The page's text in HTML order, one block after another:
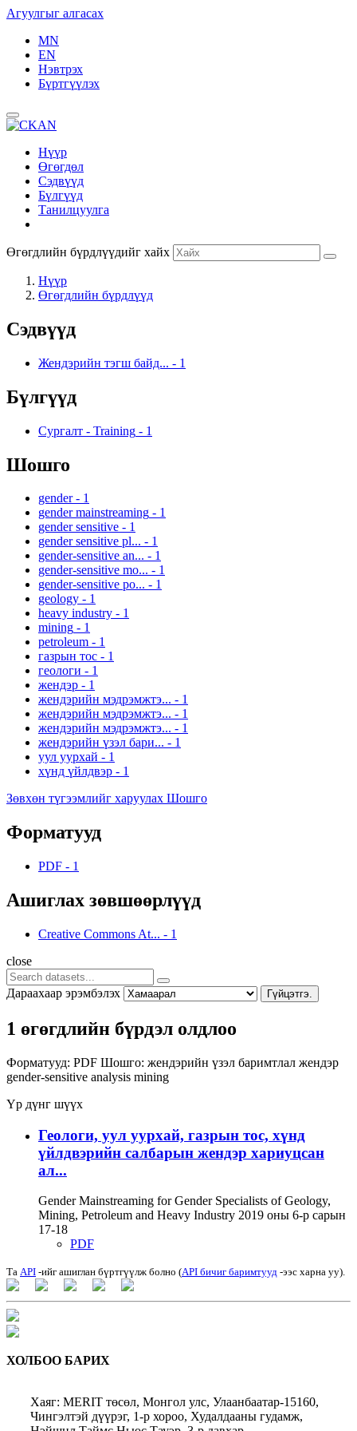
Агуулгыг алгасах
MN
EN
Нэвтрэх
Бүртгүүлэх
Нүүр
Өгөгдөл
Сэдвүүд
Бүлгүүд
Танилцуулга
Өгөгдлийн бүрдлүүдийг хайх
Нүүр
Өгөгдлийн бүрдлүүд
Сэдвүүд
Жендэрийн тэгш байд... - 1
Бүлгүүд
Сургалт - Training - 1
Шошго
gender - 1
gender mainstreaming - 1
gender sensitive - 1
gender sensitive pl... - 1
gender-sensitive an... - 1
gender-sensitive mo... - 1
gender-sensitive po... - 1
geology - 1
heavy industry - 1
mining - 1
petroleum - 1
газрын тос - 1
геологи - 1
жендэр - 1
жендэрийн мэдрэмжтэ... - 1
жендэрийн мэдрэмжтэ... - 1
жендэрийн мэдрэмжтэ... - 1
жендэрийн үзэл бари... - 1
уул уурхай - 1
хүнд үйлдвэр - 1
Зөвхөн түгээмлийг харуулах Шошго
Форматууд
PDF - 1
Ашиглах зөвшөөрлүүд
Creative Commons At... - 1
close
Дараахаар эрэмбэлэх Гүйцэтгэ.
1 өгөгдлийн бүрдэл олдлоо
Форматууд: PDF Шошго: жендэрийн үзэл баримтлал жендэр
gender-sensitive analysis mining
Үр дүнг шүүх
Геологи, уул уурхай, газрын тос, хүнд
үйлдвэрийн салбарын жендэр хариуцсан
ал...
Gender Mainstreaming for Gender Specialists of Geology,
Mining, Petroleum and Heavy Industry 2019 оны 6-р сарын
17-18
PDF
Та API -ийг ашиглан бүртгүүлж болно (API бичиг баримтууд -ээс харна уу).
ХОЛБОО БАРИХ
Хаяг: MERIT төсөл, Монгол улс, Улаанбаатар-15160,
Чингэлтэй дүүрэг, 1-р хороо, Худалдааны гудамж,